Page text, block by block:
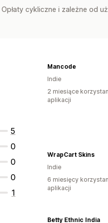
cykliczne i zależne od
5
0
0
0
1
Mancode
Indie
2 miesiące
aplikacji
WrapCart Skins
Indie
6 miesięcy
aplikacji
Betty Ethnic India